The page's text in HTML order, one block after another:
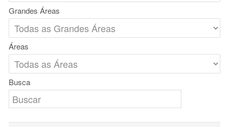
Grandes Áreas
Áreas
Busca